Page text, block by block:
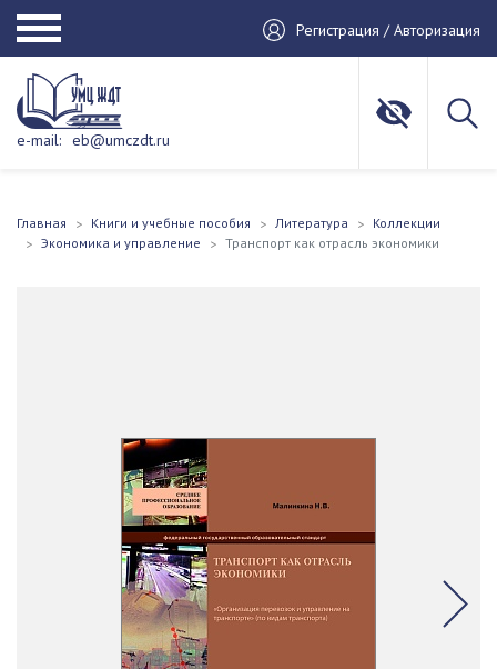
Регистрация / Авторизация
e-mail: eb@umczdt.ru
Главная Книги и учебные пособия Литература
Коллекции
Экономика и управление
Транспорт как отрасль экономики